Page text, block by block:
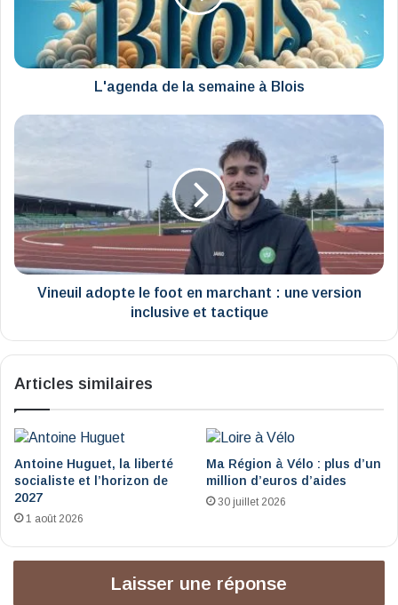
L'agenda de la semaine à Blois
Vineuil
en
marchant
:
une
version
inclusive
Vineuil adopte le foot en marchant : une version
inclusive et tactique
Articles similaires
Antoine Huguet, la liberté
socialiste et l’horizon de
2027
1 août 2026
Ma Région à Vélo : plus d’un
million d’euros d’aides
30 juillet 2026
Laisser une réponse